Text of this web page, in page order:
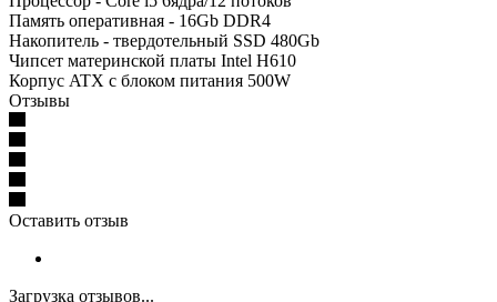
Память оперативная - 16Gb DDR4
Накопитель - твердотельный SSD 480Gb
Чипсет материнской платы Intel H610
Корпус ATX с блоком питания 500W
Отзывы
Оставить отзыв
Загрузка отзывов...